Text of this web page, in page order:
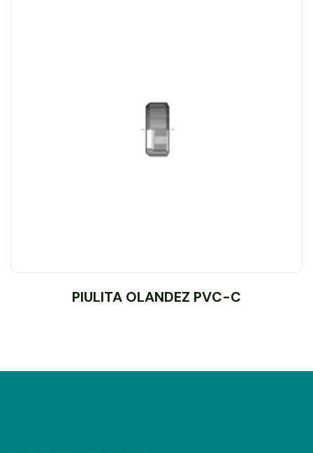
PIULITA OLANDEZ PVC-C